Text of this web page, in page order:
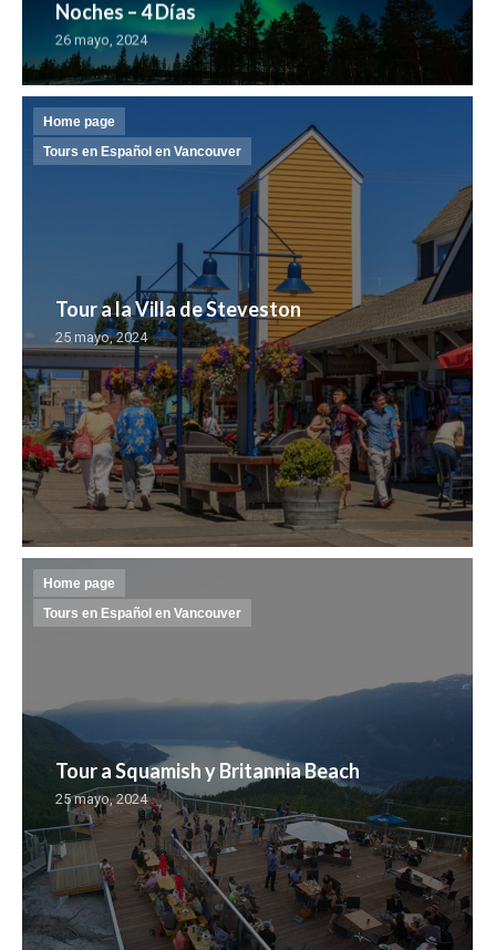
Noches – 4 Días
26 mayo, 2024
Home page
Tours en Español en Vancouver
Tour a la Villa de Steveston
25 mayo, 2024
Home page
Tours en Español en Vancouver
Tour a Squamish y Britannia Beach
25 mayo, 2024